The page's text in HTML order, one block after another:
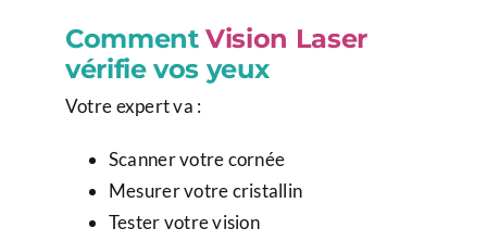
CommentVision Laser
vérifie vos yeux
Votre expert va :
Scanner votre cornée
Mesurer votre cristallin
Tester votre vision